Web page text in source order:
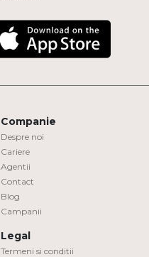
Companie
Despre noi
Cariere
Agentii
Contact
Blog
Campanii
Legal
Termeni si conditii